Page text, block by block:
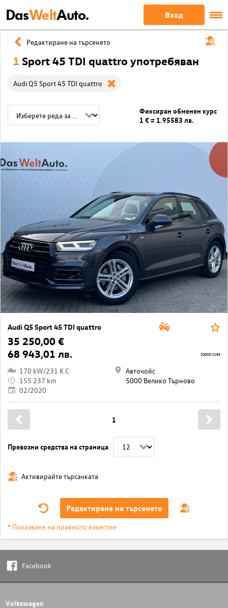
DasWeltAuto. Вход
Редактиране на търсенето
1 Sport 45 TDI quattro употребяван
Audi Q5 Sport 45 TDI quattro
Фиксиран обменен курс
1 € = 1.95583 лв.
Audi Q5 Sport 45 TDI quattro
35 250,00 €
68 943,01 лв.
170 kW/231 K.C
155 237 km
02/2020
Авточойс
5000 Велико Търново
20005/2183
Превозни средства на страница
1
Активирайте търсачката
Редактиране на търсенето
* Показване на правното известие
Facebook
Volkswagen